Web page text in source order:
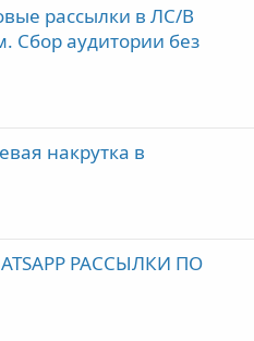
рассылки в ЛС/В
Сбор аудитории без
накрутка в
РАССЫЛКИ ПО